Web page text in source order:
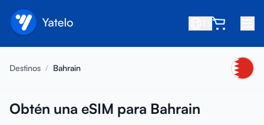
Nosotros
Destinos / Bahrain
Obtén una eSIM para Bahrain